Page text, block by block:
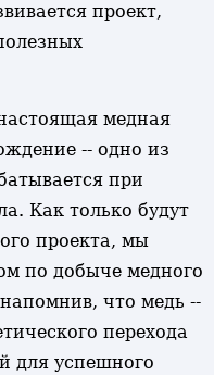
проект,
медная
-- одно из
при
Как только будут
проекта, мы
по добыче медного
что медь --
перехода
для успешного